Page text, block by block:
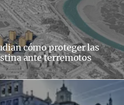
cómo proteger las
ante terremotos